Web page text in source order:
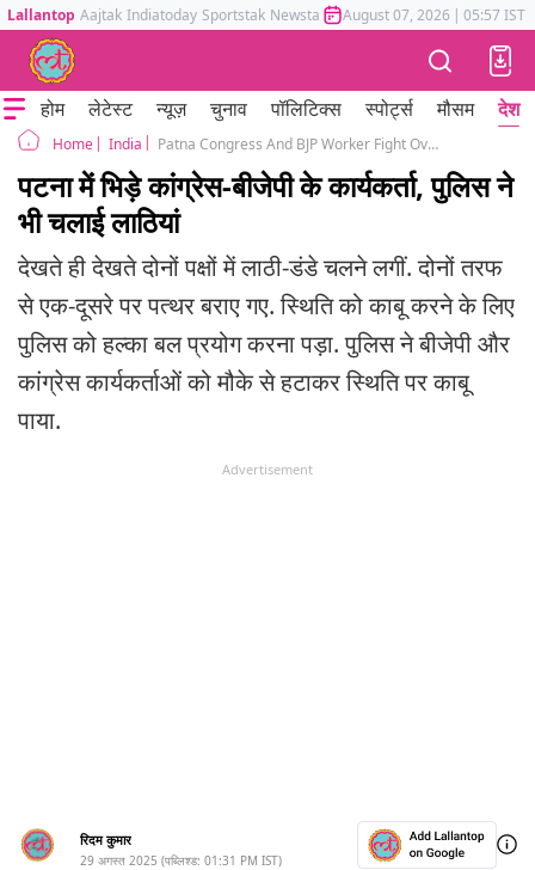
Lallantop Aajtak Indiatoday Sportstak Newstak Mumbai Tak Astrotak
August 07, 2026 | 05:57 IST
होम लेटेस्ट न्यूज़ चुनाव पॉलिटिक्स स्पोर्ट्स मौसम देश
Home India Patna Congress And BJP Worker Fight Over PM Abusive Comment
पटना में भिड़े कांग्रेस-बीजेपी के कार्यकर्ता, पुलिस ने
भी चलाई लाठियां
देखते ही देखते दोनों पक्षों में लाठी-डंडे चलने लगीं. दोनों तरफ
से एक-दूसरे पर पत्थर बराए गए. स्थिति को काबू करने के लिए
पुलिस को हल्का बल प्रयोग करना पड़ा. पुलिस ने बीजेपी और
कांग्रेस कार्यकर्ताओं को मौके से हटाकर स्थिति पर काबू
पाया.
Advertisement
रिदम कुमार
29 अगस्त 2025 (पब्लिश्ड: 01:31 PM IST)